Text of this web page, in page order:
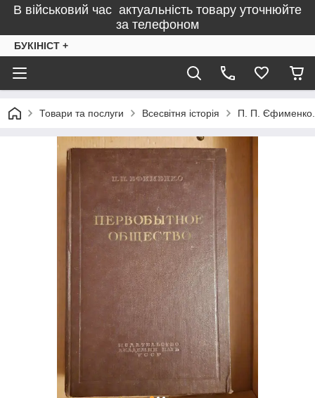
В військовий час актуальність товару уточнюйте
за телефоном
БУКІНІСТ +
Товари та послуги Всесвітня історія П. П. Єфименко.